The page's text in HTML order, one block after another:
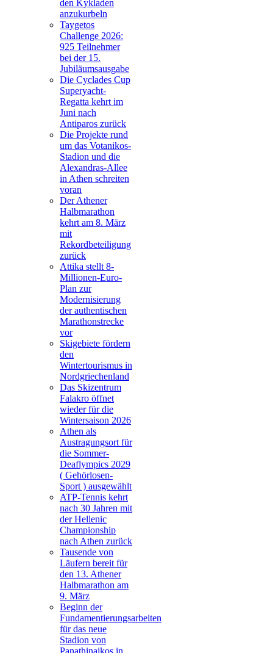
den Kykladen
anzukurbeln
Taygetos
Challenge 2026:
925 Teilnehmer
bei der 15.
Jubiläumsausgabe
Die Cyclades Cup
Superyacht-
Regatta kehrt im
Juni nach
Antiparos zurück
Die Projekte rund
um das Votanikos-
Stadion und die
Alexandras-Allee
in Athen schreiten
voran
Der Athener
Halbmarathon
kehrt am 8. März
mit
Rekordbeteiligung
zurück
Attika stellt 8-
Millionen-Euro-
Plan zur
Modernisierung
der authentischen
Marathonstrecke
vor
Skigebiete fördern
den
Wintertourismus in
Nordgriechenland
Das Skizentrum
Falakro öffnet
wieder für die
Wintersaison 2026
Athen als
Austragungsort für
die Sommer-
Deaflympics 2029
( Gehörlosen-
Sport ) ausgewählt
ATP-Tennis kehrt
nach 30 Jahren mit
der Hellenic
Championship
nach Athen zurück
Tausende von
Läufern bereit für
den 13. Athener
Halbmarathon am
9. März
Beginn der
Fundamentierungsarbeiten
für das neue
Stadion von
Panathinaikos in